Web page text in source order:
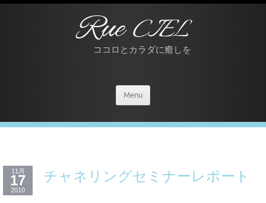
RueCIEL
ココロとカラダに癒しを
Menu
11月
17
2010
チャネリングセミナーレポート